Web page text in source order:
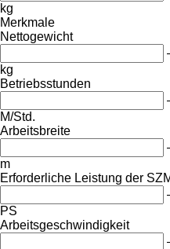
kg
Merkmale
Nettogewicht
kg
Betriebsstunden
M/Std.
Arbeitsbreite
m
Erforderliche Leistung der
PS
Arbeitsgeschwindigkeit